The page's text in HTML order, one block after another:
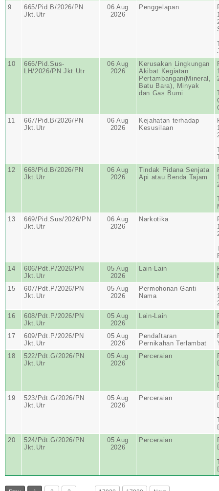
9
665/Pid.B/2026/PN
Jkt.Utr
06 Aug
2026
Penggelapan
10
666/Pid.Sus-
LH/2026/PN Jkt.Utr
06 Aug
2026
Kerusakan Lingkungan
Akibat Kegiatan
Pertambangan(Mineral,
Batu Bara), Minyak
dan Gas Bumi
11
667/Pid.B/2026/PN
Jkt.Utr
06 Aug
2026
Kejahatan terhadap
Kesusilaan
12
668/Pid.B/2026/PN
Jkt.Utr
06 Aug
2026
Tindak Pidana Senjata
Api atau Benda Tajam
13
669/Pid.Sus/2026/PN
Jkt.Utr
06 Aug
2026
Narkotika
14
606/Pdt.P/2026/PN
Jkt.Utr
05 Aug
2026
Lain-Lain
15
607/Pdt.P/2026/PN
Jkt.Utr
05 Aug
2026
Permohonan Ganti
Nama
16
608/Pdt.P/2026/PN
Jkt.Utr
05 Aug
2026
Lain-Lain
17
609/Pdt.P/2026/PN
Jkt.Utr
05 Aug
2026
Pendaftaran
Pernikahan Terlambat
18
522/Pdt.G/2026/PN
Jkt.Utr
05 Aug
2026
Perceraian
19
523/Pdt.G/2026/PN
Jkt.Utr
05 Aug
2026
Perceraian
20
524/Pdt.G/2026/PN
Jkt.Utr
05 Aug
2026
Perceraian